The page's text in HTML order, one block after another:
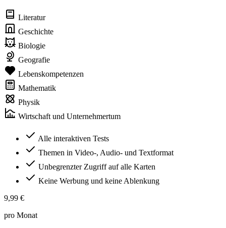
Literatur
Geschichte
Biologie
Geografie
Lebenskompetenzen
Mathematik
Physik
Wirtschaft und Unternehmertum
Alle interaktiven Tests
Themen in Video-, Audio- und Textformat
Unbegrenzter Zugriff auf alle Karten
Keine Werbung und keine Ablenkung
9,99 €
pro Monat